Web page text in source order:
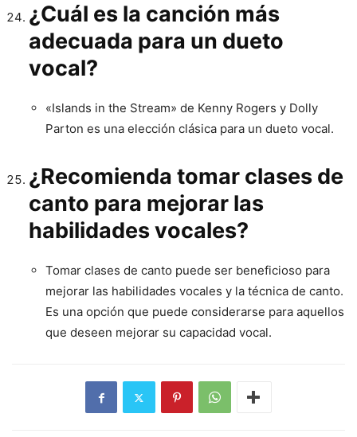
¿Cuál es la canción más
adecuada para un dueto
vocal?
«Islands in the Stream» de Kenny Rogers y Dolly
Parton es una elección clásica para un dueto vocal.
¿Recomienda tomar clases de
canto para mejorar las
habilidades vocales?
Tomar clases de canto puede ser beneficioso para
mejorar las habilidades vocales y la técnica de canto.
Es una opción que puede considerarse para aquellos
que deseen mejorar su capacidad vocal.